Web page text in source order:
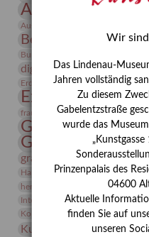
Ausstellung
Ausstellung „Vier Winde“
Bernhard August
Burg Posterstein
digitallabor Entartete
Erdmann Julius Dietrich
Expressionismus
frauen Frauen in der
Gerhard-
Gerhard
grafische sammlung
Hanns-Conon von der Gabelentz
herman de vries Humboldt
Integriertes
Kolosseum
Kunstmuseum
Wir
Das Lindenau-
Jahren vollständig
Zu diesem
Gabelentzstraße
wurde das
Prinzenpalais des
04600
Aktuelle
finden Sie auf
unseren